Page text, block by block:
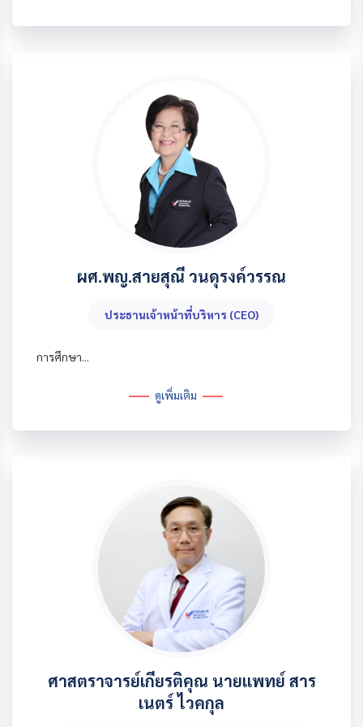
ผศ.พญ.สายสุณี วนดุรงค์วรรณ
ประธานเจ้าหน้าที่บริหาร (CEO)
การศึกษา...
ดูเพิ่มเติม
ศาสตราจารย์เกียรติคุณ นายแพทย์ สาร
เนตร์ ไวคกุล